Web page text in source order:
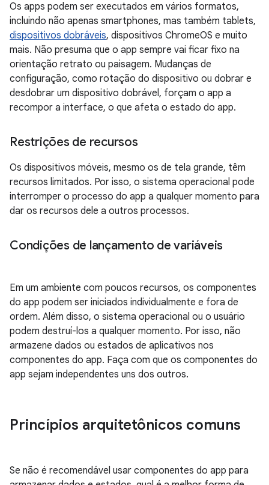
Os apps podem ser executados em vários formatos,
incluindo não apenas smartphones, mas também tablets,
dispositivos dobráveis, dispositivos ChromeOS e muito
mais. Não presuma que o app sempre vai ficar fixo na
orientação retrato ou paisagem. Mudanças de
configuração, como rotação do dispositivo ou dobrar e
desdobrar um dispositivo dobrável, forçam o app a
recompor a interface, o que afeta o estado do app.
Restrições de recursos
Os dispositivos móveis, mesmo os de tela grande, têm
recursos limitados. Por isso, o sistema operacional pode
interromper o processo do app a qualquer momento para
dar os recursos dele a outros processos.
Condições de lançamento de variáveis
Em um ambiente com poucos recursos, os componentes
do app podem ser iniciados individualmente e fora de
ordem. Além disso, o sistema operacional ou o usuário
podem destruí-los a qualquer momento. Por isso, não
armazene dados ou estados de aplicativos nos
componentes do app. Faça com que os componentes do
app sejam independentes uns dos outros.
Princípios arquitetônicos comuns
Se não é recomendável usar componentes do app para